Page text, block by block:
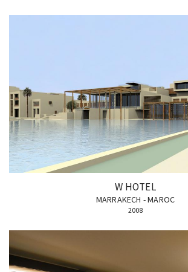
W HOTEL
MARRAKECH - MAROC
2008